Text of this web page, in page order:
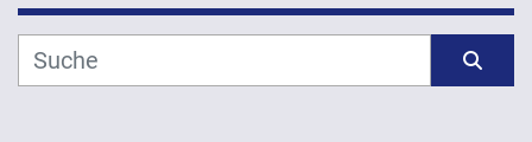
Hersteller